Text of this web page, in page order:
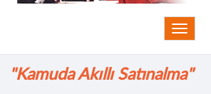
"Kamuda Akıllı Satınalma"